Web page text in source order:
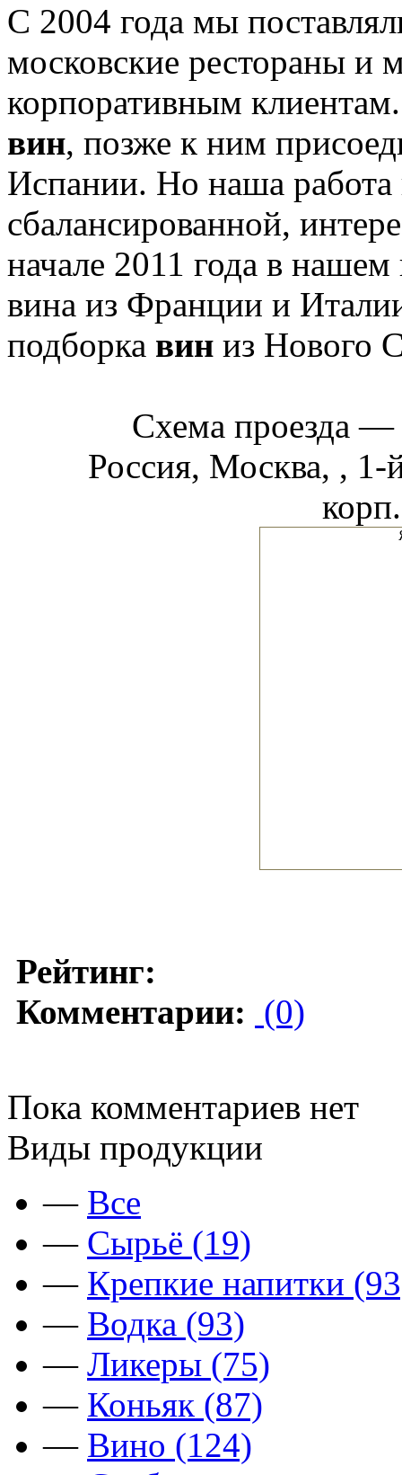
С 2004 года мы
московские рестораны и
корпоративным
вин, позже к ним
Испании. Но наша работа
сбалансированной,
начале 2011 года в
вина из Франции и
подборка вин из Нового
Схема проезда —
Россия, Москва, , 1-
Рейтинг:
Комментарии: (0)
Пока комментариев нет
Виды продукции
— Все
— Сырьё (19)
— Крепкие напитки
— Водка (93)
— Ликеры (75)
— Коньяк (87)
— Вино (124)